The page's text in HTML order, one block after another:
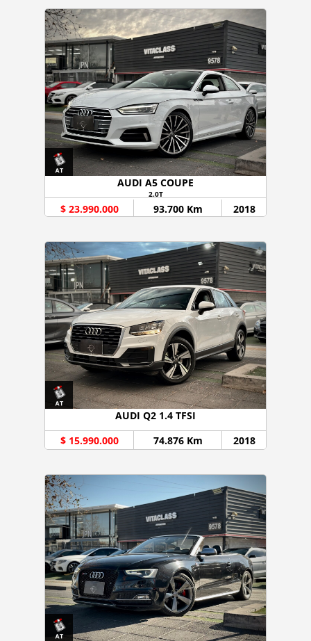
AUDI A5 COUPE
2.0T
$ 23.990.000 93.700 Km 2018
AUDI Q2 1.4 TFSI
$ 15.990.000
74.876 Km 2018